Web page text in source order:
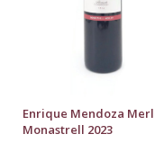
Enrique Mendoza
Monastrell 2023